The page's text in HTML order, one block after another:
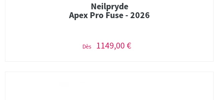
Neilpryde
Apex Pro Fuse - 2026
Dès 1149,00 €